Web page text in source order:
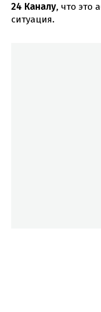
24 Каналу, что это
ситуация.